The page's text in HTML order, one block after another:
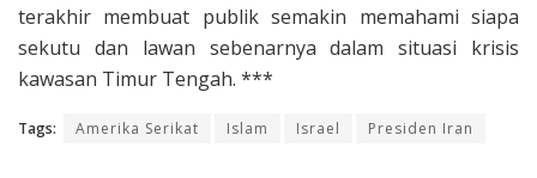
terakhir membuat publik semakin memahami siapa
sekutu dan lawan sebenarnya dalam situasi krisis
kawasan Timur Tengah. ***
Tags: Amerika Serikat Islam Israel Presiden Iran